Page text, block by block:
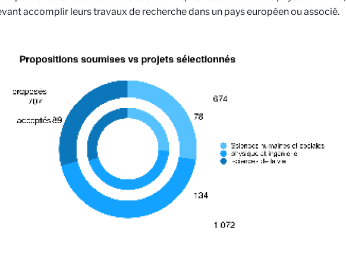
accomplir leurs travaux de recherche dans un pays européen ou associé.